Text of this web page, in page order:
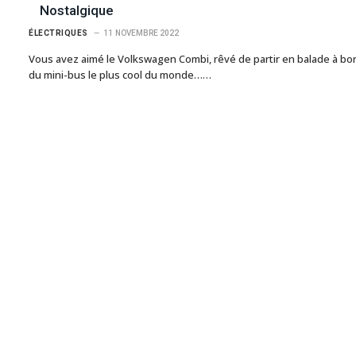
Nostalgique
ÉLECTRIQUES 11 NOVEMBRE 2022
Vous avez aimé le Volkswagen Combi, rêvé de partir en balade à
du mini-bus le plus cool du monde……